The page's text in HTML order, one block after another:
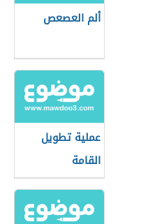
ألم العصعص
عملية تطويل
القامة